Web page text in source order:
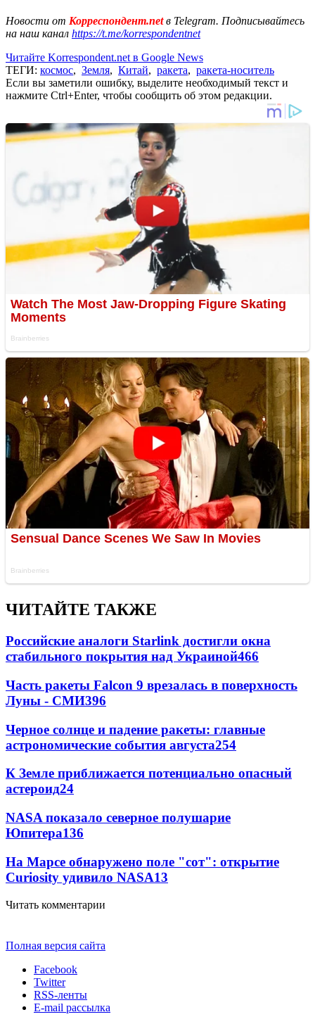
Новости от Корреспондент.netв Telegram. Подписывайтесь
на наш канал https://t.me/korrespondentnet
Читайте Korrespondent.net в Google News
ТЕГИ: космос, Земля, Китай, ракета, ракета-носитель
Если вы заметили ошибку, выделите необходимый текст и
нажмите Ctrl+Enter, чтобы сообщить об этом редакции.
ЧИТАЙТЕ ТАКЖЕ
Российские аналоги Starlink достигли окна
стабильного покрытия над Украиной466
Часть ракеты Falcon 9 врезалась в поверхность
Луны - СМИ396
Черное солнце и падение ракеты: главные
астрономические события августа254
К Земле приближается потенциально опасный
астероид24
NASA показало северное полушарие
Юпитера136
На Марсе обнаружено поле "сот": открытие
Curiosity удивило NASA13
Читать комментарии
Полная версия сайта
Facebook
Twitter
RSS-ленты
E-mail рассылка